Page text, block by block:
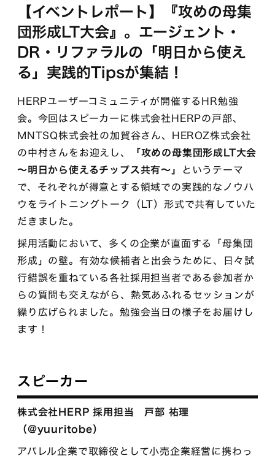
【イベントレポート】『攻めの母集
団形成LT大会』。エージェント・
DR・リファラルの「明日から使え
る」実践的Tipsが集結！
HERPユーザーコミュニティが開催するHR勉強
会。今回はスピーカーに株式会社HERPの戸部、
MNTSQ株式会社の加賀谷さん、HEROZ株式会社
の中村さんをお迎えし、
「攻めの母集団形成LT大会
〜明日から使えるチップス共有〜」 というテーマ
で、それぞれが得意とする領域での実践的なノウハ
ウをライトニングトーク（LT）形式で共有していた
だきました。
採用活動において、多くの企業が直面する「母集団
形成」の壁。有効な候補者と出会うために、日々試
行錯誤を重ねている各社採用担当者である参加者か
らの質問も交えながら、熱気あふれるセッションが
繰り広げられました。勉強会当日の様子をお届けし
ます！
スピーカー
株式会社HERP 採用担当 戸部 祐理
（@yuuritobe）
アパレル企業で取締役として小売企業経営に携わっ